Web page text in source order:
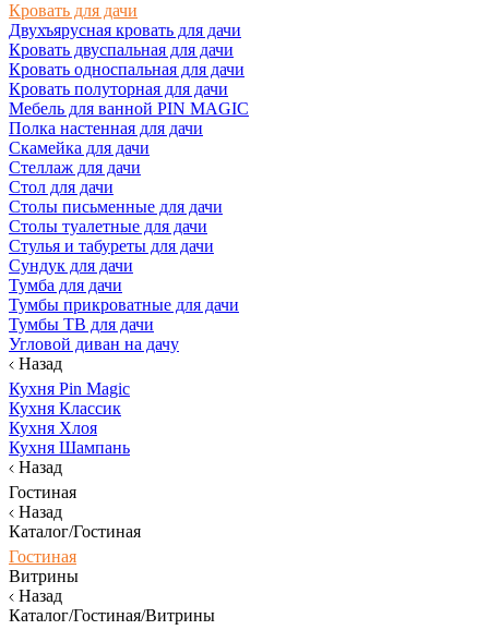
Кровать для дачи
Двухъярусная кровать для дачи
Кровать двуспальная для дачи
Кровать односпальная для дачи
Кровать полуторная для дачи
Мебель для ванной PIN MAGIC
Полка настенная для дачи
Скамейка для дачи
Стеллаж для дачи
Стол для дачи
Столы письменные для дачи
Столы туалетные для дачи
Стулья и табуреты для дачи
Сундук для дачи
Тумба для дачи
Тумбы прикроватные для дачи
Тумбы ТВ для дачи
Угловой диван на дачу
Назад
Кухня Pin Magic
Кухня Классик
Кухня Хлоя
Кухня Шампань
Назад
Гостиная
Назад
Каталог/Гостиная
Гостиная
Витрины
Назад
Каталог/Гостиная/Витрины